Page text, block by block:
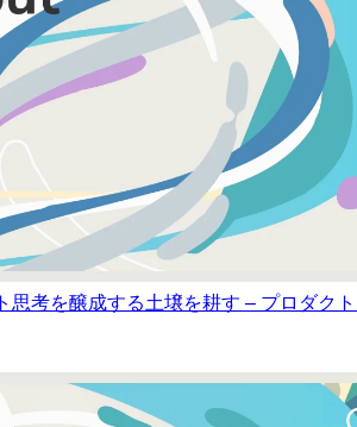
思考を醸成する土壌を耕す – プロダク